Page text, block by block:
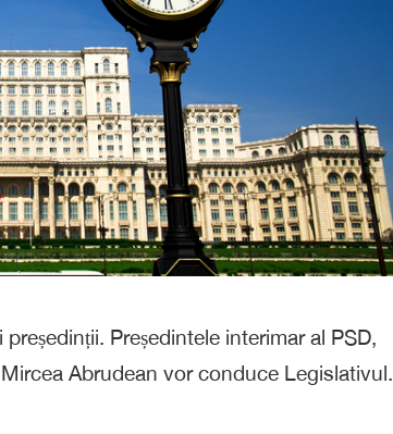
Președintele interimar al PSD,
Abrudean vor conduce Legislativul.